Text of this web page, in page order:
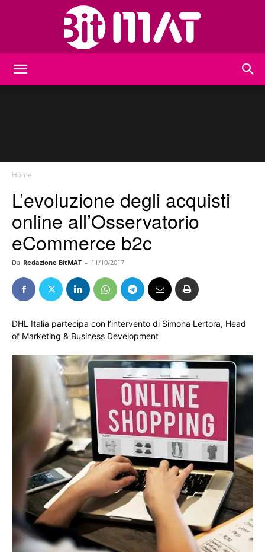
Home
L’evoluzione degli acquisti
online all’Osservatorio
eCommerce b2c
Da Redazione BitMAT - 11/10/2017
DHL Italia partecipa con l’intervento di Simona Lertora, Head
of Marketing & Business Development